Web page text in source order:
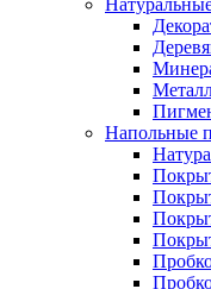
Напольные